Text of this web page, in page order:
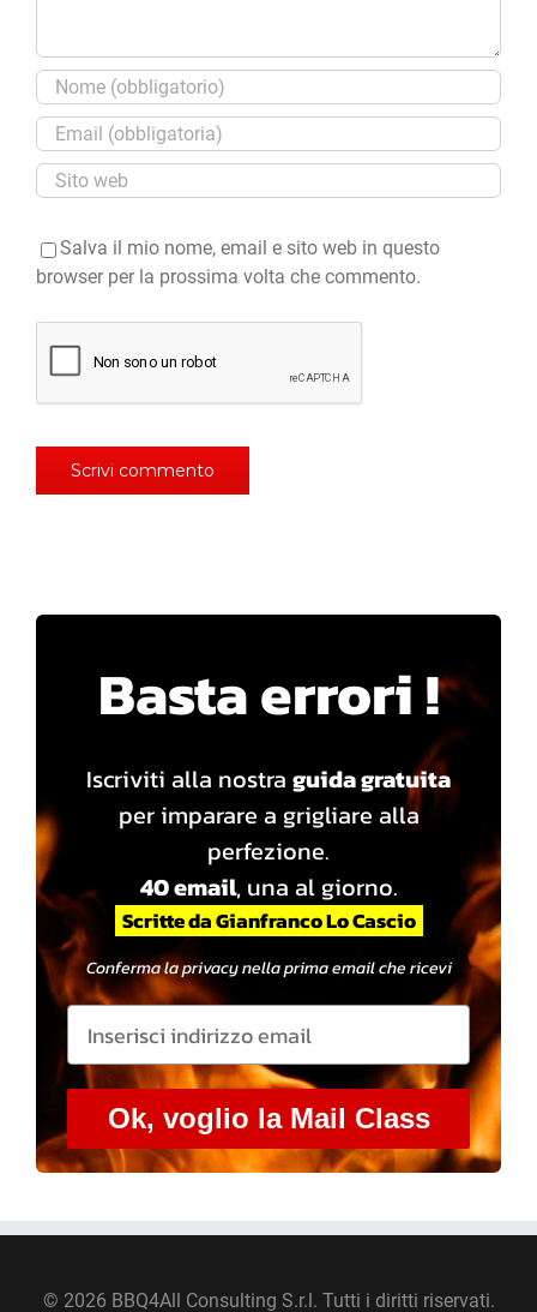
Salva il mio nome, email e sito web in questo
browser per la prossima volta che commento.
Basta errori !
Iscriviti alla nostra guida gratuita
per imparare a grigliare alla
perfezione.
40 email, una al giorno.
Scritte da Gianfranco Lo Cascio
Conferma la privacy nella prima email che ricevi
Ok, voglio la Mail Class
© 2026 BBQ4All Consulting S.r.l. Tutti i diritti riservati.